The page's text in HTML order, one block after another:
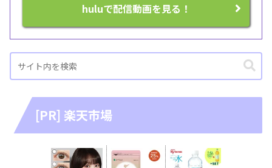
huluで配信動画を見る！
[PR] 楽天市場